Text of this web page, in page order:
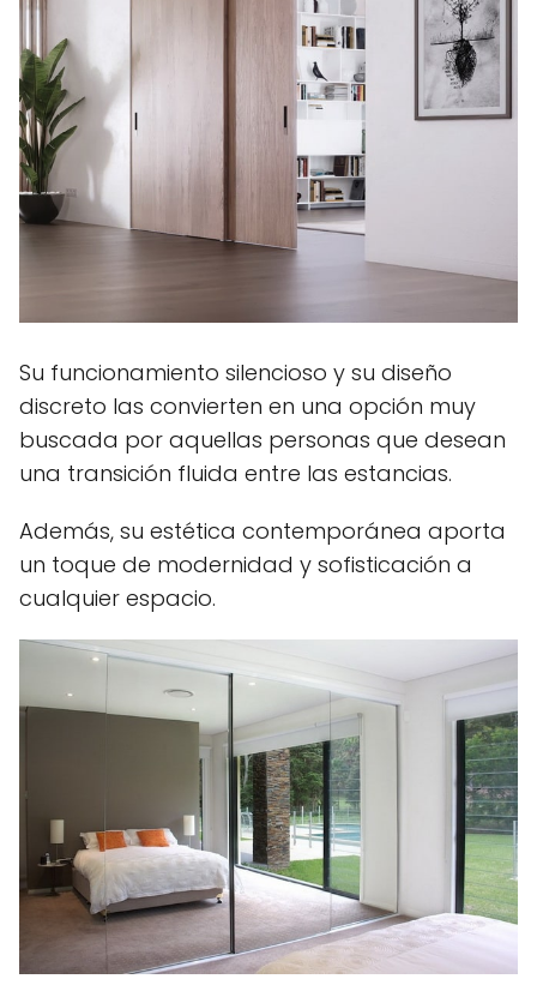
Su funcionamiento silencioso y su diseño
discreto las convierten en una opción muy
buscada por aquellas personas que desean
una transición fluida entre las estancias.
Además, su estética contemporánea aporta
un toque de modernidad y sofisticación a
cualquier espacio.